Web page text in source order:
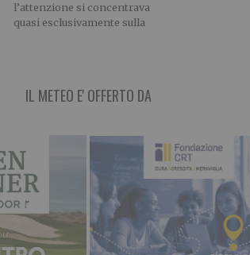
l’attenzione si concentrava
quasi esclusivamente sulla
IL METEO E' OFFERTO DA